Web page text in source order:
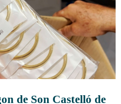
de Son Castelló de